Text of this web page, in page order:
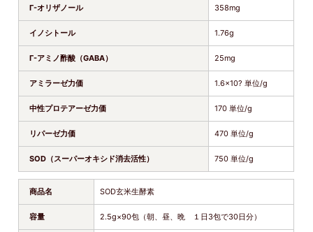
Γ-オリザノール 358mg
イノシトール 1.76g
Γ-アミノ酢酸（GABA） 25mg
アミラーゼ力価 1.6×10? 単位/g
中性プロテアーゼ力価 170 単位/g
リパーゼ力価 470 単位/g
SOD（スーパーオキシド消去活性） 750 単位/g
商品名 SOD玄米生酵素
容量 2.5g×90包（朝、昼、晩 １日3包で30日分）